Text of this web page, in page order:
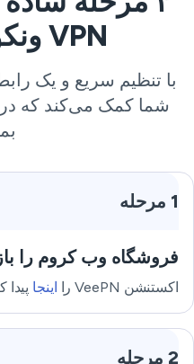
VPN ونکوور رایگان
شما کمک می‌کند که
فروشگاه وب کروم را باز
اکستنشن VeePN را اینجاپیدا
2 مرحله